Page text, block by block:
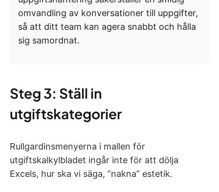
omvandling av konversationer till uppgifter,
så att ditt team kan agera snabbt och hålla
sig samordnat.
Steg 3: Ställ in
utgiftskategorier
Rullgardinsmenyerna i mallen för
utgiftskalkylbladet ingår inte för att dölja
Excels, hur ska vi säga, ”nakna” estetik.